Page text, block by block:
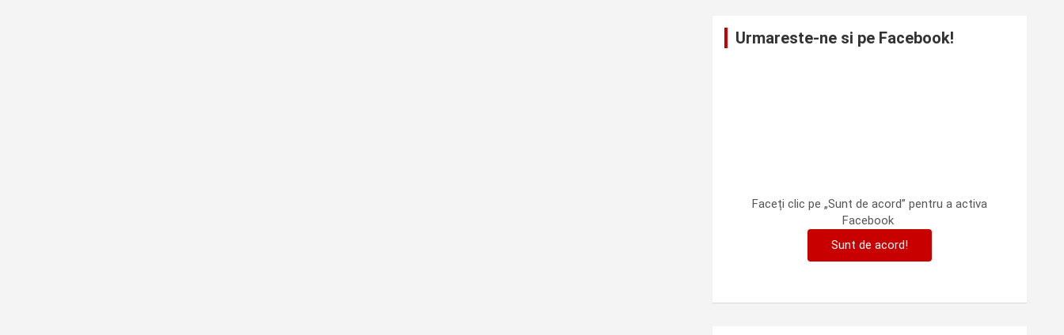
Urmareste-ne si pe Facebook!
Faceți clic pe „Sunt de acord” pentru a activa
Facebook
Sunt de acord!